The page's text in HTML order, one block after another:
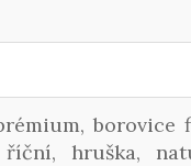
borovice
hruška,